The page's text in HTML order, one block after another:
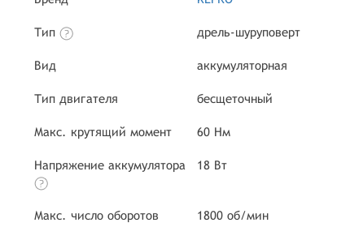
Тип дрель-шуруповерт
Вид аккумуляторная
Тип двигателя бесщеточный
Макс. крутящий момент 60 Нм
Напряжение аккумулятора 18 Вт
Макс. число оборотов 1800 об/мин